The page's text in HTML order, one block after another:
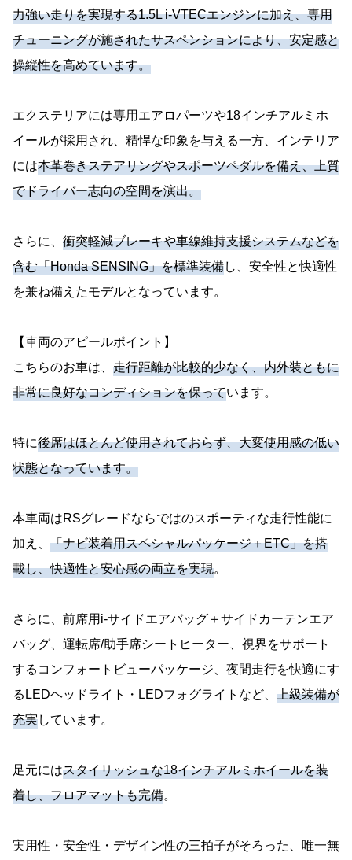
力強い走りを実現する1.5L i-VTECエンジンに加え、専用
チューニングが施されたサスペンションにより、安定感と
操縦性を高めています。
エクステリアには専用エアロパーツや18インチアルミホ
イールが採用され、精悍な印象を与える一方、インテリア
には本革巻きステアリングやスポーツペダルを備え、上質
でドライバー志向の空間を演出。
さらに、 衝突軽減ブレーキや車線維持支援システムなどを
含む「Honda SENSING」を標準装備し、安全性と快適性
を兼ね備えたモデルとなっています。
【車両のアピールポイント】
こちらのお車は、 走行距離が比較的少なく、内外装ともに
非常に良好なコンディションを保っています。
特に後席はほとんど使用されておらず、大変使用感の低い
状態となっています。
本車両はRSグレードならではのスポーティな走行性能に
加え、 「ナビ装着用スペシャルパッケージ＋ETC」を搭
載し、快適性と安心感の両立を実現。
さらに、前席用i-サイドエアバッグ＋サイドカーテンエア
バッグ、運転席/助手席シートヒーター、視界をサポート
するコンフォートビューパッケージ、夜間走行を快適にす
るLEDヘッドライト・LEDフォグライトなど、 上級装備が
充実しています。
足元にはスタイリッシュな18インチアルミホイールを装
着し、フロアマットも完備。
実用性・安全性・デザイン性の三拍子がそろった、唯一無